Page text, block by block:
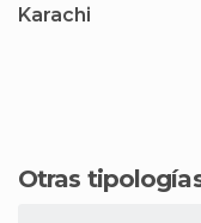
Karachi
Otras